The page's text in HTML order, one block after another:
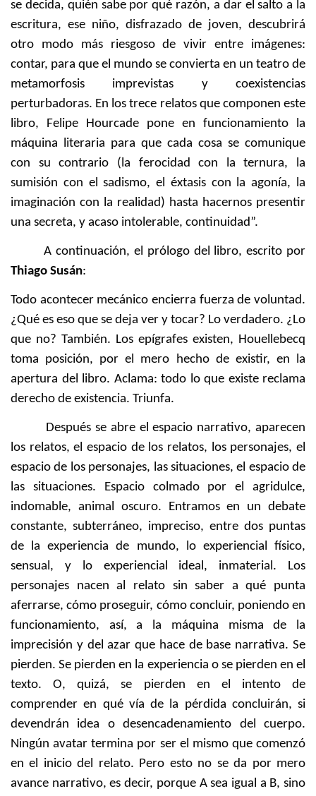
se decida, quién sabe por qué razón, a dar el salto a la
escritura, ese niño, disfrazado de joven, descubrirá
otro modo más riesgoso de vivir entre imágenes:
contar, para que el mundo se convierta en un teatro de
metamorfosis imprevistas y coexistencias
perturbadoras. En los trece relatos que componen este
libro, Felipe Hourcade pone en funcionamiento la
máquina literaria para que cada cosa se comunique
con su contrario (la ferocidad con la ternura, la
sumisión con el sadismo, el éxtasis con la agonía, la
imaginación con la realidad) hasta hacernos presentir
una secreta, y acaso intolerable, continuidad”.
A continuación, el prólogo del libro, escrito por
Thiago Susán:
Todo acontecer mecánico encierra fuerza de voluntad.
¿Qué es eso que se deja ver y tocar? Lo verdadero. ¿Lo
que no? También. Los epígrafes existen, Houellebecq
toma posición, por el mero hecho de existir, en la
apertura del libro. Aclama: todo lo que existe reclama
derecho de existencia. Triunfa.
Después se abre el espacio narrativo, aparecen
los relatos, el espacio de los relatos, los personajes, el
espacio de los personajes, las situaciones, el espacio de
las situaciones. Espacio colmado por el agridulce,
indomable, animal oscuro. Entramos en un debate
constante, subterráneo, impreciso, entre dos puntas
de la experiencia de mundo, lo experiencial físico,
sensual, y lo experiencial ideal, inmaterial. Los
personajes nacen al relato sin saber a qué punta
aferrarse, cómo proseguir, cómo concluir, poniendo en
funcionamiento, así, a la máquina misma de la
imprecisión y del azar que hace de base narrativa. Se
pierden. Se pierden en la experiencia o se pierden en el
texto. O, quizá, se pierden en el intento de
comprender en qué vía de la pérdida concluirán, si
devendrán idea o desencadenamiento del cuerpo.
Ningún avatar termina por ser el mismo que comenzó
en el inicio del relato. Pero esto no se da por mero
avance narrativo, es decir, porque A sea igual a B, sino